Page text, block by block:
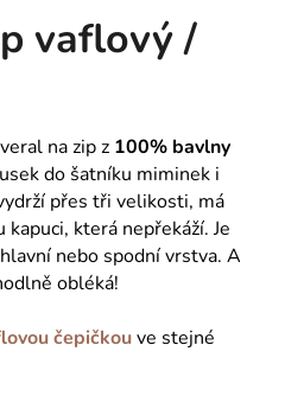
vaflový /
na zip z 100% bavlny
do šatníku miminek i
přes tři velikosti, má
která nepřekáží. Je
nebo spodní vrstva. A
obléká!
čepičkouve stejné